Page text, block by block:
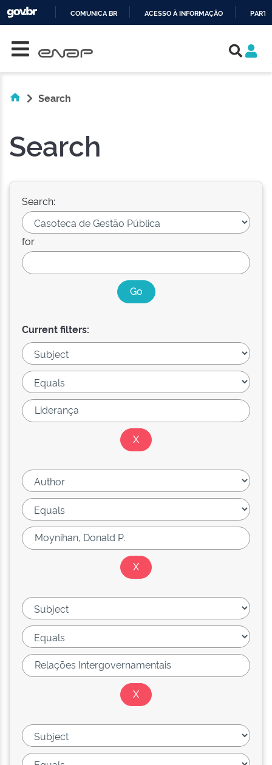
COMUNICA BR ACESSO À INFORMAÇÃO
Search
Search
Search:
for
Current filters: